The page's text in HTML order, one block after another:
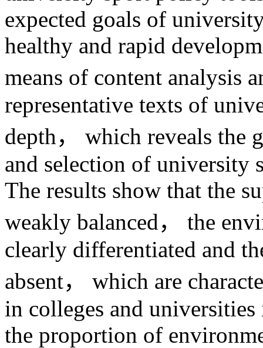
expected goals of
healthy and rapid
means of content analysis
representative texts of
depth， which reveals the
and selection of university
The results show that the
weakly balanced， the
clearly differentiated and
absent， which are
in colleges and
the proportion of